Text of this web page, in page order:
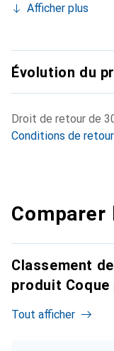
Afficher plus
Évolution du
Droit de retour de
Conditions de retour
Classement
produit
Tout afficher